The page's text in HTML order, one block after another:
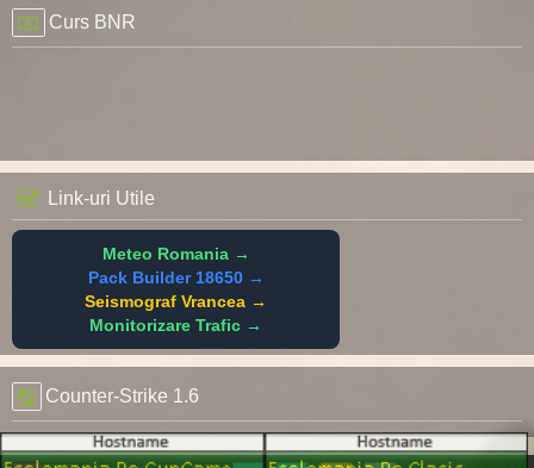
Curs BNR
Link-uri Utile
Meteo Romania →
Pack Builder 18650 →
Seismograf Vrancea →
Monitorizare Trafic →
Counter-Strike 1.6